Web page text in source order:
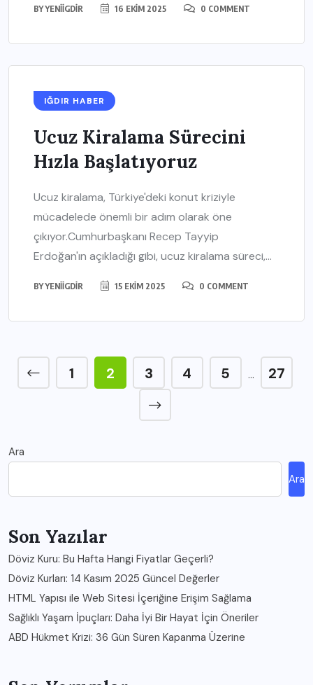
BYYENIIGDIR 16 EKIM 2025 0 COMMENT
IĞDIR HABER
Ucuz Kiralama Sürecini
Hızla Başlatıyoruz
Ucuz kiralama, Türkiye'deki konut kriziyle
mücadelede önemli bir adım olarak öne
çıkıyor.Cumhurbaşkanı Recep Tayyip
Erdoğan'ın açıkladığı gibi, ucuz kiralama süreci,...
BYYENIIGDIR 15 EKIM 2025 0 COMMENT
1 2 3 4 5 … 27
Ara
Ara
Son Yazılar
Döviz Kuru: Bu Hafta Hangi Fiyatlar Geçerli?
Döviz Kurları: 14 Kasım 2025 Güncel Değerler
HTML Yapısı ile Web Sitesi İçeriğine Erişim Sağlama
Sağlıklı Yaşam İpuçları: Daha İyi Bir Hayat İçin Öneriler
ABD Hükmet Krizi: 36 Gün Süren Kapanma Üzerine